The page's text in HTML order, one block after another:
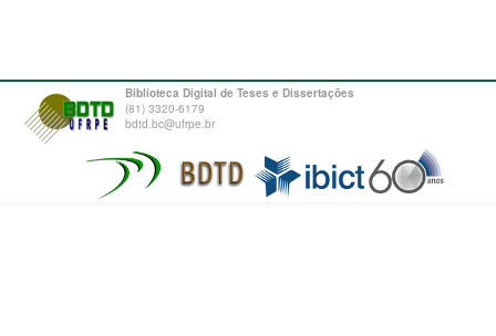
Biblioteca Digital de Teses e Dissertações
(81) 3320-6179
bdtd.bc@ufrpe.br